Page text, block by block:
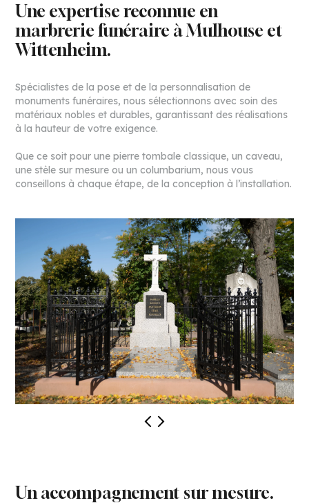
Une expertise reconnue en
marbrerie funéraire à Mulhouse et
Wittenheim.
Spécialistes de la pose et de la personnalisation de
monuments funéraires, nous sélectionnons avec soin des
matériaux nobles et durables, garantissant des réalisations
à la hauteur de votre exigence.
Que ce soit pour une pierre tombale classique, un caveau,
une stèle sur mesure ou un columbarium, nous vous
conseillons à chaque étape, de la conception à l’installation.
Un accompagnement sur mesure.